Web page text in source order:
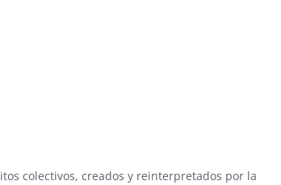
colectivos, creados y reinterpretados por la